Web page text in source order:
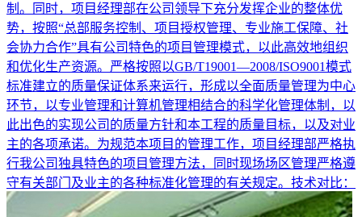
制。同时，项目经理部在公司领导下充分发挥企业的整体优
势，按照“总部服务控制、项目授权管理、专业施工保障、社
会协力合作”具有公司特色的项目管理模式，以此高效地组织
和优化生产资源。严格按照以GB/T19001—2008/ISO9001模式
标准建立的质量保证体系来运行，形成以全面质量管理为中心
环节，以专业管理和计算机管理相结合的科学化管理体制，以
此出色的实现公司的质量方针和本工程的质量目标，以及对业
主的各项承诺。为规范本项目的管理工作，项目经理部严格执
行我公司独具特色的项目管理方法，同时现场场区管理严格遵
守有关部门及业主的各种标准化管理的有关规定。技术对比：